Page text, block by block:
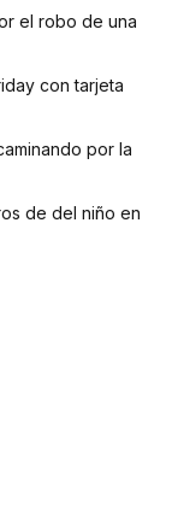
el robo de una
con tarjeta
por la
de del niño en